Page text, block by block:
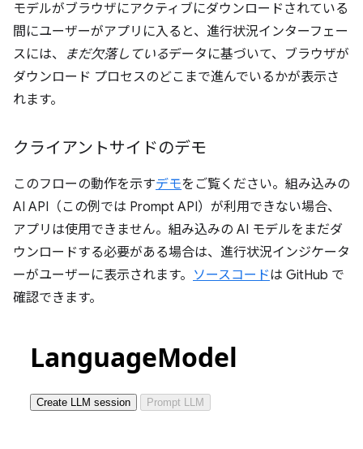
モデルがブラウザにアクティブにダウンロードされている
間にユーザーがアプリに入ると、進行状況インターフェー
スには、
まだ欠落しているデータに基づいて、ブラウザが
ダウンロード プロセスのどこまで進んでいるかが表示さ
れます。
クライアントサイドのデモ
このフローの動作を示すデモをご覧ください。組み込みの
AI API（この例では Prompt API）が利用できない場合、
アプリは使用できません。組み込みの AI モデルをまだダ
ウンロードする必要がある場合は、進行状況インジケータ
ーがユーザーに表示されます。 ソースコードは GitHub で
確認できます。